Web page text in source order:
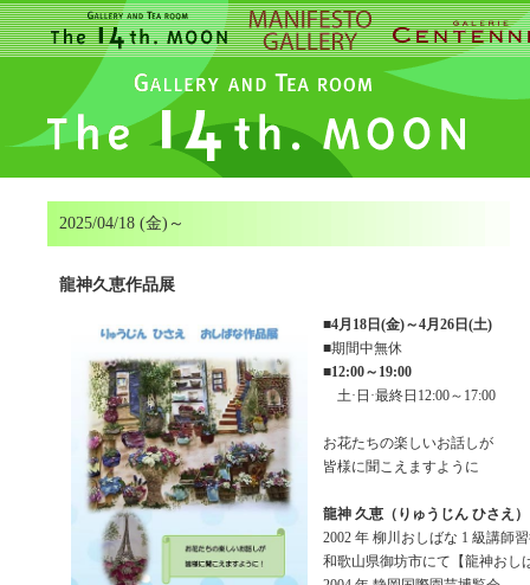
2025/04/18 (金)～
龍神久恵作品展
■4月18日(金)～4月26日(土)
■期間中無休
■12:00～19:00
土·日·最終日12:00～17:00
お花たちの楽しいお話しが
皆様に聞こえますように
龍神 久恵（りゅうじん ひさえ）
2002 年 柳川おしばな 1 級講師
和歌山県御坊市にて【龍神おし